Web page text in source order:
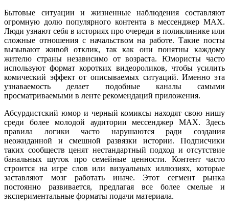
Бытовые ситуации и жизненные наблюдения составляют
огромную долю популярного контента в мессенджер MAX.
Люди узнают себя в историях про очереди в поликлинике или
сложные отношения с начальством на работе. Такие посты
вызывают живой отклик, так как они понятны каждому
жителю страны независимо от возраста. Юмористы часто
используют формат коротких видеороликов, чтобы усилить
комический эффект от описываемых ситуаций. Именно эта
узнаваемость делает подобные каналы самыми
просматриваемыми в ленте рекомендаций приложения.
Абсурдистский юмор и черный комиксы находят свою нишу
среди более молодой аудитории мессенджер MAX. Здесь
правила логики часто нарушаются ради создания
неожиданной и смешной развязки истории. Подписчики
таких сообществ ценят нестандартный подход и отсутствие
банальных шуток про семейные ценности. Контент часто
строится на игре слов или визуальных иллюзиях, которые
заставляют мозг работать иначе. Этот сегмент рынка
постоянно развивается, предлагая все более смелые и
экспериментальные форматы подачи материала.